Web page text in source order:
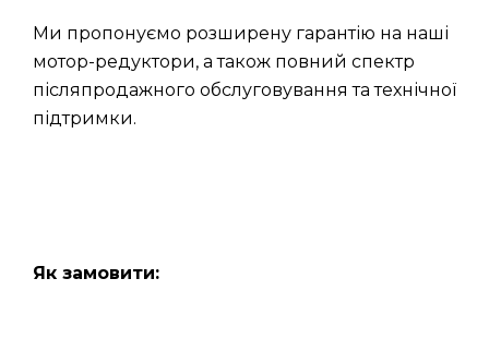
Ми пропонуємо розширену гарантію на наші
мотор-редуктори, а також повний спектр
післяпродажного обслуговування та технічної
підтримки.
Як замовити: